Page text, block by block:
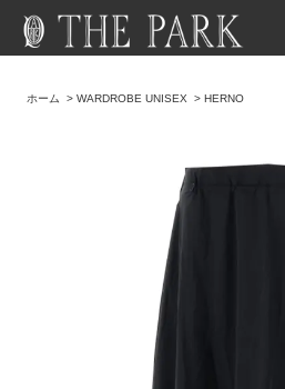
ホーム >WARDROBE UNISEX >HERNO